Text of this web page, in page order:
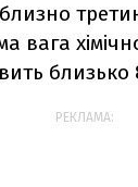
вага
близько
РЕКЛАМА: